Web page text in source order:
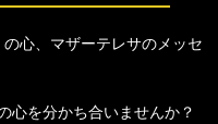
心、マザーテレサのメッセ
心を分かち合いませんか？